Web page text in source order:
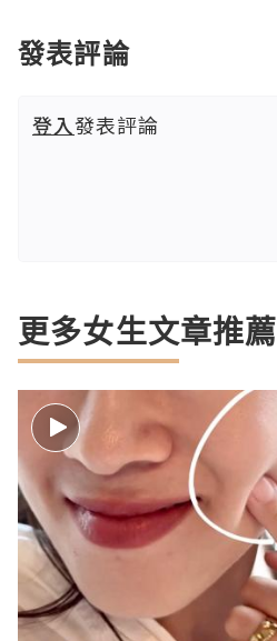
發表評論
登入發表評論
更多女生文章推薦